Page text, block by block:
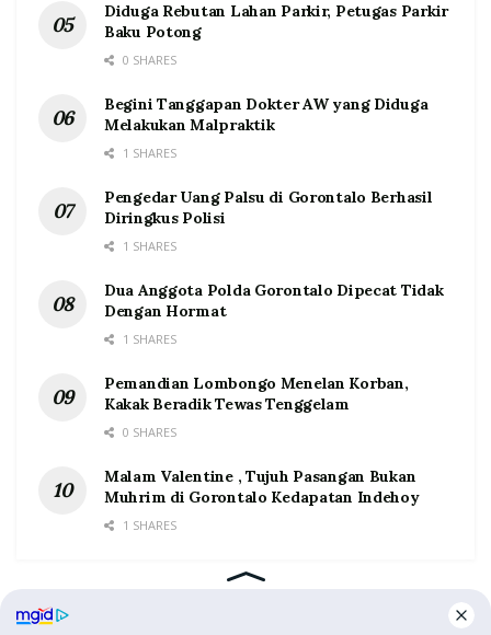
Diduga Rebutan Lahan Parkir, Petugas Parkir
Baku Potong
0 SHARES
Begini Tanggapan Dokter AW yang Diduga
Melakukan Malpraktik
1 SHARES
Pengedar Uang Palsu di Gorontalo Berhasil
Diringkus Polisi
1 SHARES
Dua Anggota Polda Gorontalo Dipecat Tidak
Dengan Hormat
1 SHARES
Pemandian Lombongo Menelan Korban,
Kakak Beradik Tewas Tenggelam
0 SHARES
Malam Valentine , Tujuh Pasangan Bukan
Muhrim di Gorontalo Kedapatan Indehoy
1 SHARES